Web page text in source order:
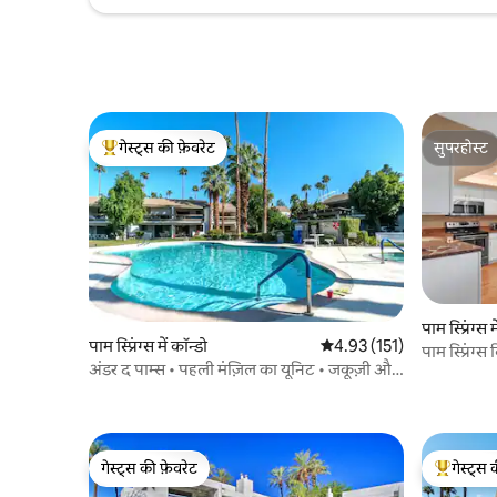
गेस्ट्स का टॉप फ़ेवरेट
गेस्ट्स की फ़ेवरेट
पाम स्प्रिंग्स में कॉन्डो औसत रेटिंग 5 में से 4.93, 151
4.93 (151)
अंडर द पाम्स • पहली मंज़िल का यूनिट • जकूज़ी और
सुपरहोस्ट
सुपरहोस्ट
पाम स्प्रिंग्स
पाम
गेस्ट्स की फ़ेवरेट
गेस्ट्स की फ़ेवरेट
गेस्ट्स का
गेस्ट्स